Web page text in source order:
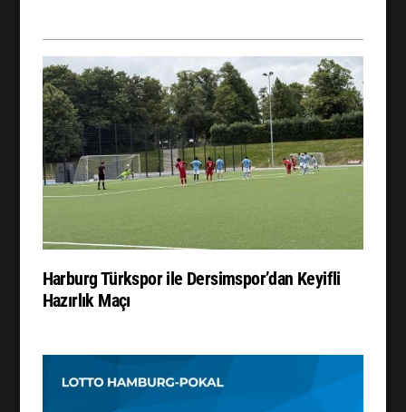
Harburg Türkspor ile Dersimspor’dan Keyifli
Hazırlık Maçı